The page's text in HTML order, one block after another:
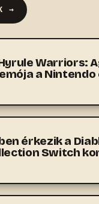
→
Warriors:
a Nintendo
érkezik a
Switch